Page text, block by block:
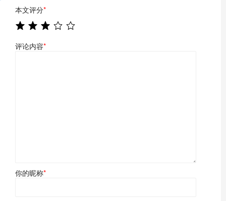
本文评分*
评论内容*
你的昵称*